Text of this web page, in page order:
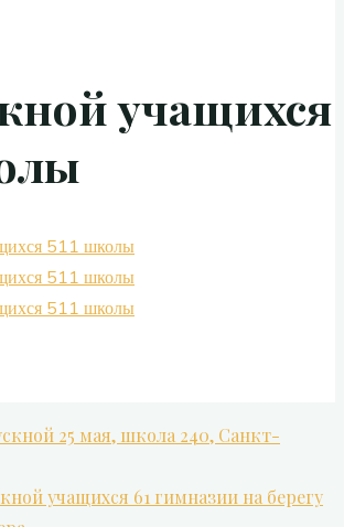
учащихся
25 мая, школа 240, Санкт-
учащихся 61 гимназии на берегу